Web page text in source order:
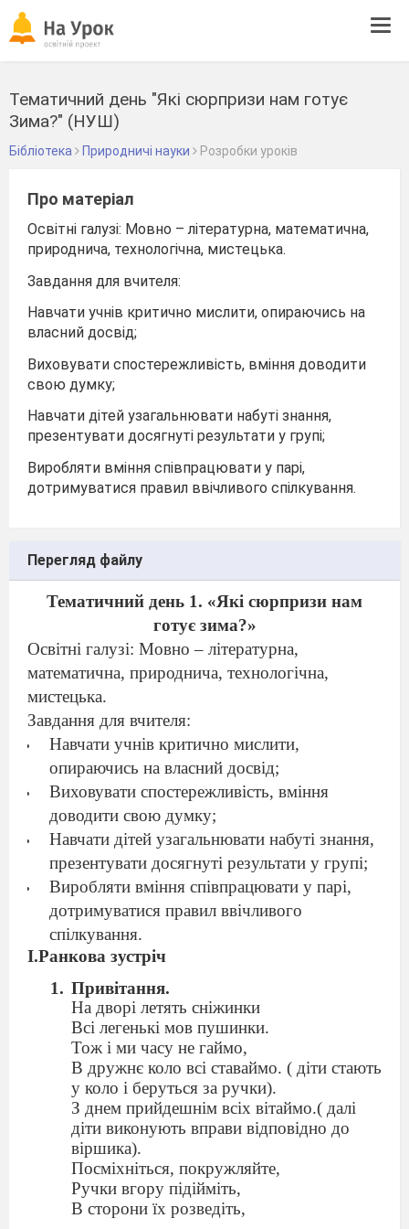
Тематичний день "Які сюрпризи нам готує
Зима?" (НУШ)
Бібліотека Природничі науки Розробки уроків
Про матеріал
Освітні галузі: Мовно – літературна, математична,
природнича, технологічна, мистецька.
Завдання для вчителя:
Навчати учнів критично мислити, опираючись на
власний досвід;
Виховувати спостережливість, вміння доводити
свою думку;
Навчати дітей узагальнювати набуті знання,
презентувати досягнуті результати у групі;
Виробляти вміння співпрацювати у парі,
дотримуватися правил ввічливого спілкування.
Перегляд файлу
Тематичний день 1. «Які сюрпризи нам
готує зима?»
Освітні галузі: Мовно – літературна,
математична, природнича, технологічна,
мистецька.
Завдання для вчителя:
Навчати учнів критично мислити,
опираючись на власний досвід;
Виховувати спостережливість, вміння
доводити свою думку;
Навчати дітей узагальнювати набуті знання,
презентувати досягнуті результати у групі;
Виробляти вміння співпрацювати у парі,
дотримуватися правил ввічливого
спілкування.
І.Ранкова зустріч
Привітання.
На дворі летять сніжинки
Всі легенькі мов пушинки.
Тож і ми часу не гаймо,
В дружнє коло всі ставаймо. ( діти стають
у коло і беруться за ручки).
З днем прийдешнім всіх вітаймо.( далі
діти виконують вправи відповідно до
віршика).
Посміхніться, покружляйте,
Ручки вгору підійміть,
В сторони їх розведіть,